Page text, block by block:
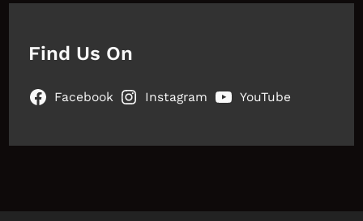
Find Us On
Facebook Instagram YouTube